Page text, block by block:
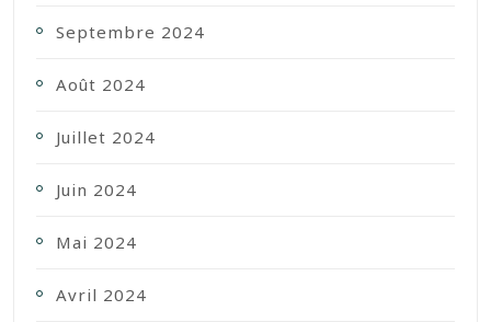
Septembre 2024
Août 2024
Juillet 2024
Juin 2024
Mai 2024
Avril 2024